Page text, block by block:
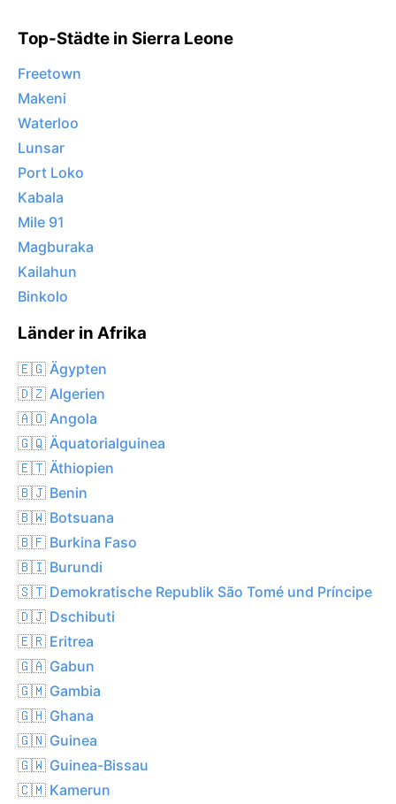
Top-Städte in Sierra Leone
Freetown
Makeni
Waterloo
Lunsar
Port Loko
Kabala
Mile 91
Magburaka
Kailahun
Binkolo
Länder in Afrika
🇪🇬 Ägypten
🇩🇿 Algerien
🇦🇴 Angola
🇬🇶 Äquatorialguinea
🇪🇹 Äthiopien
🇧🇯 Benin
🇧🇼 Botsuana
🇧🇫 Burkina Faso
🇧🇮 Burundi
🇸🇹 Demokratische Republik São Tomé und Príncipe
🇩🇯 Dschibuti
🇪🇷 Eritrea
🇬🇦 Gabun
🇬🇲 Gambia
🇬🇭 Ghana
🇬🇳 Guinea
🇬🇼 Guinea-Bissau
🇨🇲 Kamerun